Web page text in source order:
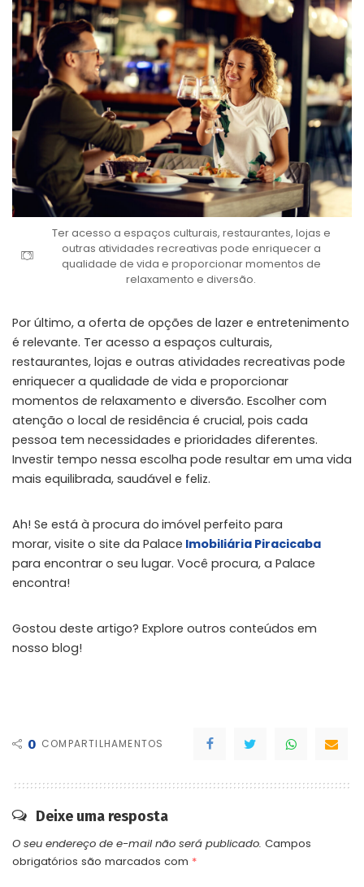
Ter acesso a espaços culturais, restaurantes, lojas e
outras atividades recreativas pode enriquecer a
qualidade de vida e proporcionar momentos de
relaxamento e diversão.
Por último, a oferta de opções de lazer e entretenimento
é relevante. Ter acesso a espaços culturais,
restaurantes, lojas e outras atividades recreativas pode
enriquecer a qualidade de vida e proporcionar
momentos de relaxamento e diversão. Escolher com
atenção o local de residência é crucial, pois cada
pessoa tem necessidades e prioridades diferentes.
Investir tempo nessa escolha pode resultar em uma vida
mais equilibrada, saudável e feliz.
Ah! Se está à procura do imóvel perfeito para
morar, visite o site da Palace Imobiliária Piracicaba
para encontrar o seu lugar. Você procura, a Palace
encontra!
Gostou deste artigo? Explore outros conteúdos em
nosso blog!
0 COMPARTILHAMENTOS
Deixe uma resposta
O seu endereço de e-mail não será publicado. Campos
obrigatórios são marcados com *